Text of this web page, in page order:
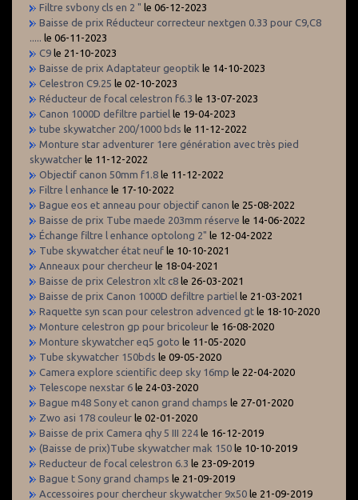
Filtre svbony cls en 2 " le 06-12-2023
Baisse de prix Réducteur correcteur nextgen 0.33 pour C9,C8
le 06-11-2023
C9 le 21-10-2023
Baisse de prix Adaptateur geoptik le 14-10-2023
Celestron C9.25 le 02-10-2023
Réducteur de focal celestron f6.3 le 13-07-2023
Canon 1000D defiltre partiel le 19-04-2023
tube skywatcher 200/1000 bds le 11-12-2022
Monture star adventurer 1ere génération avec très pied
skywatcher le 11-12-2022
Objectif canon 50mm f1.8 le 11-12-2022
Filtre l enhance le 17-10-2022
Bague eos et anneau pour objectif canon le 25-08-2022
Baisse de prix Tube maede 203mm réserve le 14-06-2022
Échange filtre l enhance optolong 2" le 12-04-2022
Tube skywatcher état neuf le 10-10-2021
Anneaux pour chercheur le 18-04-2021
Baisse de prix Celestron xlt c8 le 26-03-2021
Baisse de prix Canon 1000D defiltre partiel le 21-03-2021
Raquette syn scan pour celestron advenced gt le 18-10-2020
Monture celestron gp pour bricoleur le 16-08-2020
Monture skywatcher eq5 goto le 11-05-2020
Tube skywatcher 150bds le 09-05-2020
Camera explore scientific deep sky 16mp le 22-04-2020
Telescope nexstar 6 le 24-03-2020
Bague m48 Sony et canon grand champs le 27-01-2020
Zwo asi 178 couleur le 02-01-2020
Baisse de prix Camera qhy 5 III 224 le 16-12-2019
(Baisse de prix)Tube skywatcher mak 150 le 10-10-2019
Reducteur de focal celestron 6.3 le 23-09-2019
Bague t Sony grand champs le 21-09-2019
Accessoires pour chercheur skywatcher 9x50 le 21-09-2019